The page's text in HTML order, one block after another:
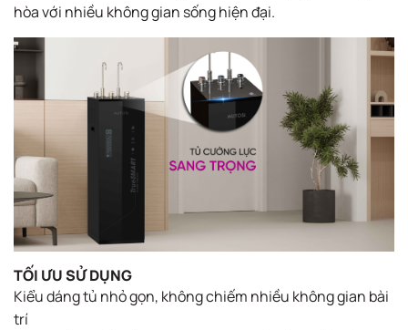
hòa với nhiều không gian sống hiện đại.​
TỐI ƯU SỬ DỤNG
Kiểu dáng tủ nhỏ gọn, không chiếm nhiều không gian bài
trí​